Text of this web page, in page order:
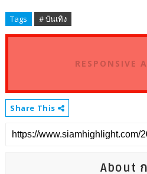
Tags # บันเทิง
RESPONSIVE
Share This
About